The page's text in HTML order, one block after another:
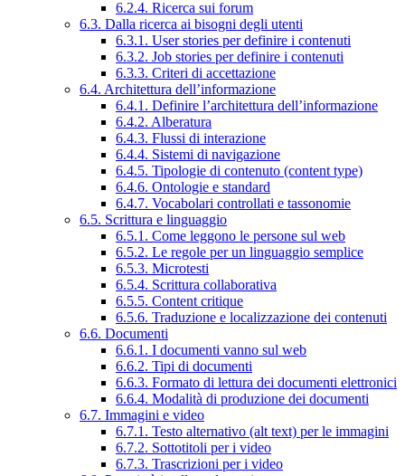
6.2.4. Ricerca sui forum
6.3. Dalla ricerca ai bisogni degli utenti
6.3.1. User stories per definire i contenuti
6.3.2. Job stories per definire i contenuti
6.3.3. Criteri di accettazione
6.4. Architettura dell’informazione
6.4.1. Definire l’architettura dell’informazione
6.4.2. Alberatura
6.4.3. Flussi di interazione
6.4.4. Sistemi di navigazione
6.4.5. Tipologie di contenuto (content type)
6.4.6. Ontologie e standard
6.4.7. Vocabolari controllati e tassonomie
6.5. Scrittura e linguaggio
6.5.1. Come leggono le persone sul web
6.5.2. Le regole per un linguaggio semplice
6.5.3. Microtesti
6.5.4. Scrittura collaborativa
6.5.5. Content critique
6.5.6. Traduzione e localizzazione dei contenuti
6.6. Documenti
6.6.1. I documenti vanno sul web
6.6.2. Tipi di documenti
6.6.3. Formato di lettura dei documenti elettronici
6.6.4. Modalità di produzione dei documenti
6.7. Immagini e video
6.7.1. Testo alternativo (alt text) per le immagini
6.7.2. Sottotitoli per i video
6.7.3. Trascrizioni per i video